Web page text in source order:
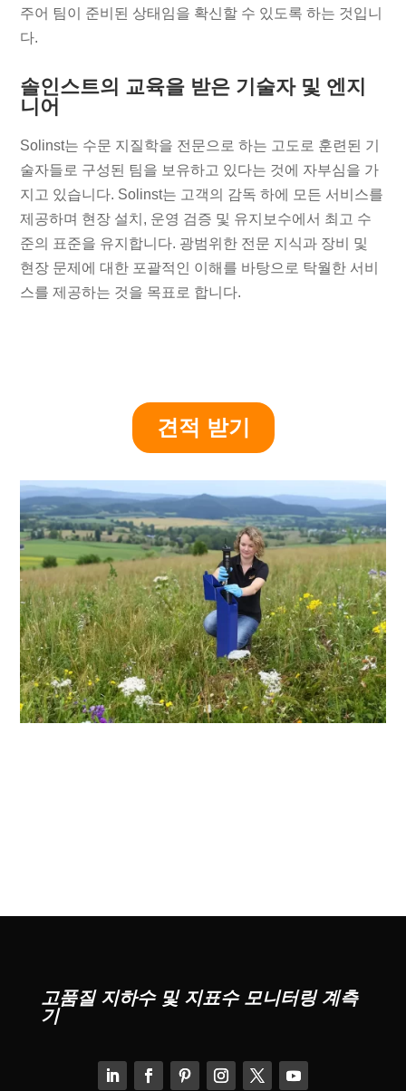
주어 팀이 준비된 상태임을 확신할 수 있도록 하는 것입니
다.
솔인스트의 교육을 받은 기술자 및 엔지
니어
Solinst는 수문 지질학을 전문으로 하는 고도로 훈련된 기
술자들로 구성된 팀을 보유하고 있다는 것에 자부심을 가
지고 있습니다. Solinst는 고객의 감독 하에 모든 서비스를
제공하며 현장 설치, 운영 검증 및 유지보수에서 최고 수
준의 표준을 유지합니다. 광범위한 전문 지식과 장비 및
현장 문제에 대한 포괄적인 이해를 바탕으로 탁월한 서비
스를 제공하는 것을 목표로 합니다.
견적 받기
고품질 지하수 및 지표수 모니터링 계측
기